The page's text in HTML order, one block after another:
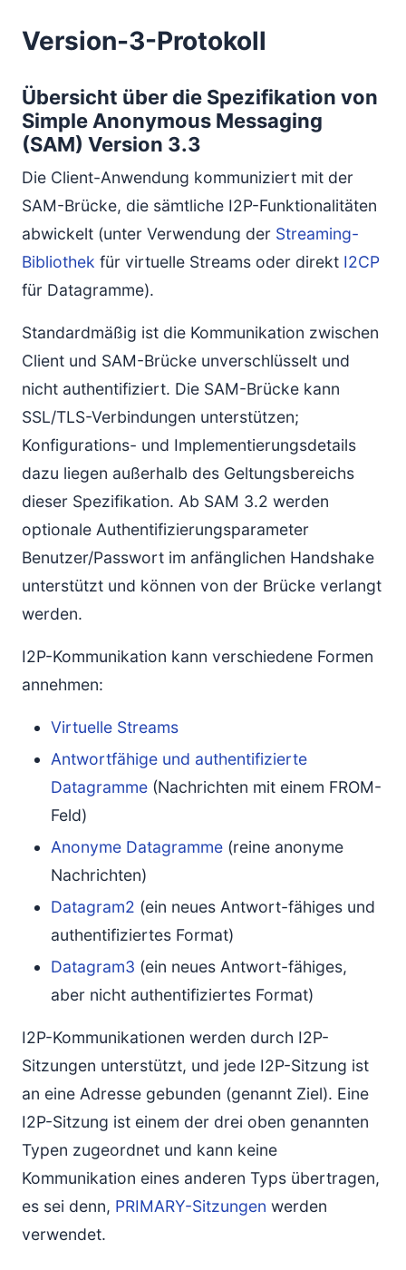
Version-3-Protokoll
Übersicht über die Spezifikation von
Simple Anonymous Messaging
(SAM) Version 3.3
Die Client-Anwendung kommuniziert mit der
SAM-Brücke, die sämtliche I2P-Funktionalitäten
abwickelt (unter Verwendung der Streaming-
Bibliothek für virtuelle Streams oder direkt I2CP
für Datagramme).
Standardmäßig ist die Kommunikation zwischen
Client und SAM-Brücke unverschlüsselt und
nicht authentifiziert. Die SAM-Brücke kann
SSL/TLS-Verbindungen unterstützen;
Konfigurations- und Implementierungsdetails
dazu liegen außerhalb des Geltungsbereichs
dieser Spezifikation. Ab SAM 3.2 werden
optionale Authentifizierungsparameter
Benutzer/Passwort im anfänglichen Handshake
unterstützt und können von der Brücke verlangt
werden.
I2P-Kommunikation kann verschiedene Formen
annehmen:
Virtuelle Streams
Antwortfähige und authentifizierte
Datagramme (Nachrichten mit einem FROM-
Feld)
Anonyme Datagramme (reine anonyme
Nachrichten)
Datagram2 (ein neues Antwort-fähiges und
authentifiziertes Format)
Datagram3 (ein neues Antwort-fähiges,
aber nicht authentifiziertes Format)
I2P-Kommunikationen werden durch I2P-
Sitzungen unterstützt, und jede I2P-Sitzung ist
an eine Adresse gebunden (genannt Ziel). Eine
I2P-Sitzung ist einem der drei oben genannten
Typen zugeordnet und kann keine
Kommunikation eines anderen Typs übertragen,
es sei denn, PRIMARY-Sitzungen werden
verwendet.